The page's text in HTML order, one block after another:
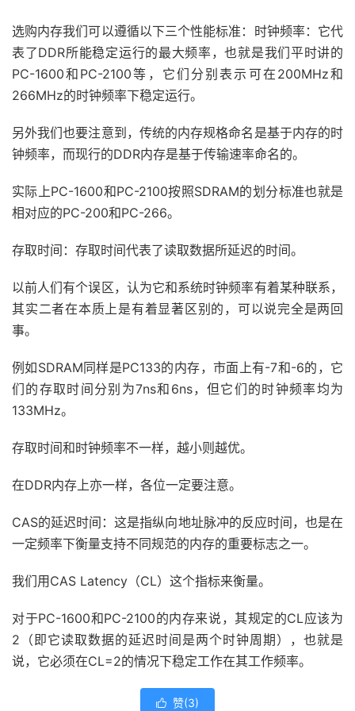
选购内存我们可以遵循以下三个性能标准：时钟频率：它代
表了DDR所能稳定运行的最大频率，也就是我们平时讲的
PC-1600和PC-2100等，它们分别表示可在200MHz和
266MHz的时钟频率下稳定运行。
另外我们也要注意到，传统的内存规格命名是基于内存的时
钟频率，而现行的DDR内存是基于传输速率命名的。
实际上PC-1600和PC-2100按照SDRAM的划分标准也就是
相对应的PC-200和PC-266。
存取时间：存取时间代表了读取数据所延迟的时间。
以前人们有个误区，认为它和系统时钟频率有着某种联系，
其实二者在本质上是有着显著区别的，可以说完全是两回
事。
例如SDRAM同样是PC133的内存，市面上有-7和-6的，它
们的存取时间分别为7ns和6ns，但它们的时钟频率均为
133MHz。
存取时间和时钟频率不一样，越小则越优。
在DDR内存上亦一样，各位一定要注意。
CAS的延迟时间：这是指纵向地址脉冲的反应时间，也是在
一定频率下衡量支持不同规范的内存的重要标志之一。
我们用CAS Latency（CL）这个指标来衡量。
对于PC-1600和PC-2100的内存来说，其规定的CL应该为
2（即它读取数据的延迟时间是两个时钟周期），也就是
说，它必须在CL=2的情况下稳定工作在其工作频率。
 赞(3)